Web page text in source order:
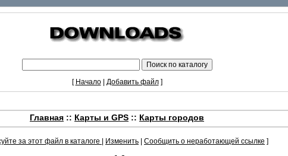
[ Начало| Добавить файл]
Главная :: Карты и GPS :: Карты городов
за этот файл в каталоге Изменить Сообщить о неработающей ссылке ]